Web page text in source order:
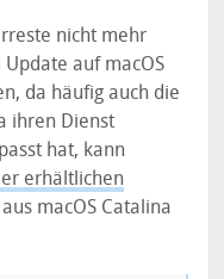
nicht mehr
auf macOS
da häufig auch die
ihren Dienst
hat, kann
erhältlichen
macOS Catalina